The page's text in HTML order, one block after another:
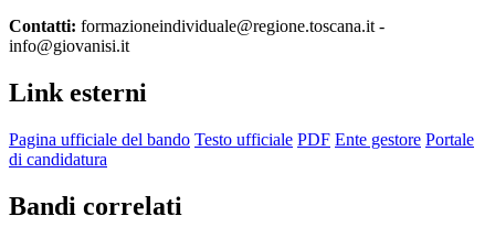
Contatti: formazioneindividuale@regione.toscana.it -
info@giovanisi.it
Link esterni
Pagina ufficiale del bando Testo ufficiale PDF Ente gestore Portale
di candidatura
Bandi correlati